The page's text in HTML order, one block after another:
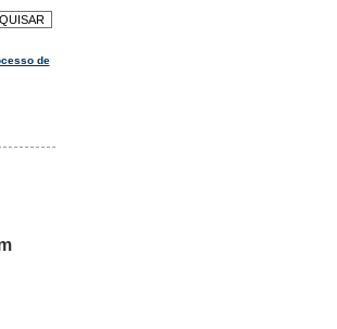
de